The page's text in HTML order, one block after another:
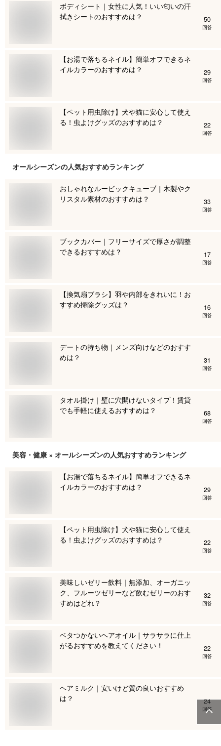
ボディシート｜女性に人気！いい匂いの汗
拭きシートのおすすめは？
50
回答
【お湯で落ちるネイル】簡単オフできるネ
イルカラーのおすすめは？
29
回答
【ペット用虫除け】犬や猫に安心して使え
る！虫よけグッズのおすすめは？
22
回答
オールシーズンの人気おすすめランキング
おしゃれなルービックキューブ｜木製やク
リスタル素材のおすすめは？
33
回答
ブックカバー｜フリーサイズで厚さが調整
できるおすすめは？
17
回答
【換気扇ブラシ】羽や内部をきれいに！お
すすめ掃除グッズは？
16
回答
デートの持ち物｜メンズ向けなどのおすす
めは？
31
回答
タオル掛け｜壁に穴開けないタイプ！賃貸
でも手軽に使えるおすすめは？
68
回答
美容・健康 × オールシーズンの人気おすすめランキング
【お湯で落ちるネイル】簡単オフできるネ
イルカラーのおすすめは？
29
回答
【ペット用虫除け】犬や猫に安心して使え
る！虫よけグッズのおすすめは？
22
回答
美味しいゼリー飲料｜無添加、オーガニッ
ク、フルーツゼリーなど飲むゼリーのおす
すめはどれ？
32
回答
ベタつかないヘアオイル｜サラサラに仕上
がるおすすめを教えてください！
22
回答
ヘアミルク｜安いけど質の良いおすすめ
は？
24
回答